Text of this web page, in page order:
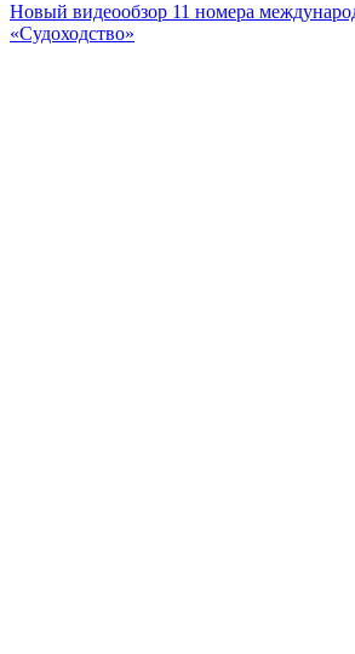
Новый видеообзор 11 номера
«Судоходство»